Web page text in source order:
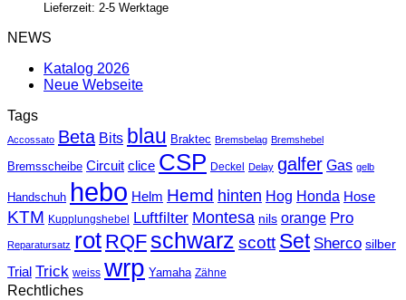
Lieferzeit: 2-5 Werktage
NEWS
Katalog 2026
Neue Webseite
Tags
Accossato Beta Bits blau Braktec Bremsbelag Bremshebel
Bremsscheibe Circuit clice CSP Deckel Delay galfer Gas gelb
Handschuh hebo Helm Hemd hinten Hog Honda Hose
KTM Kupplungshebel Luftfilter Montesa nils orange Pro
Reparatursatz rot RQF schwarz scott Set Sherco silber
Trial Trick weiss wrp Yamaha Zähne
Rechtliches